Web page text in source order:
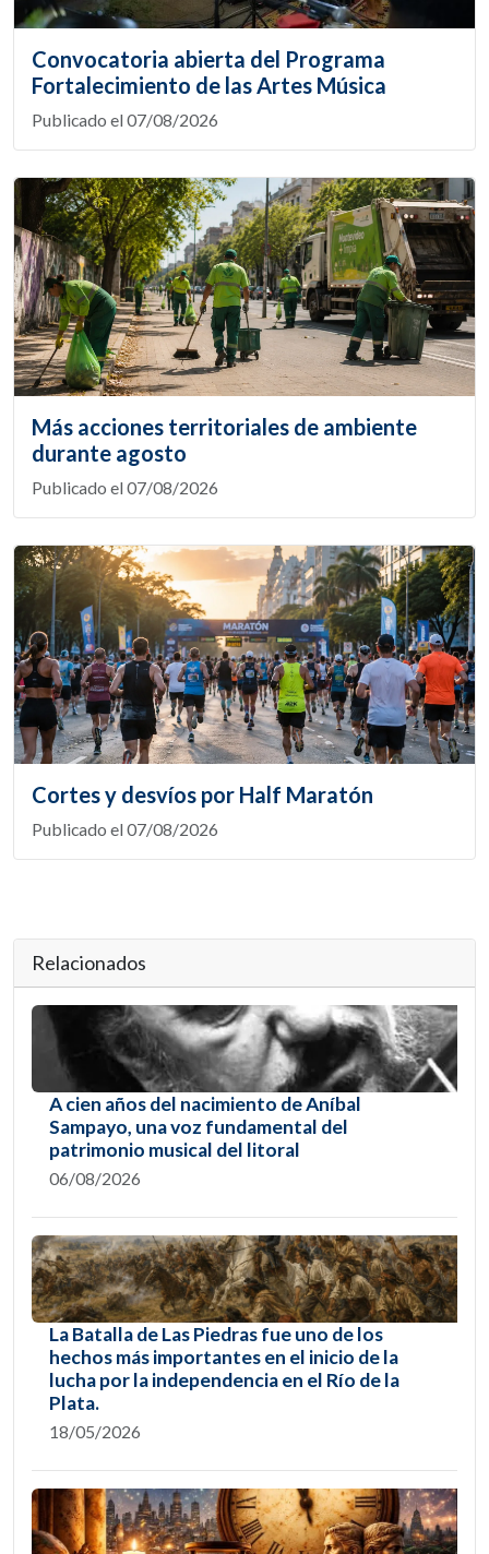
Convocatoria abierta del Programa
Fortalecimiento de las Artes Música
Publicado el 07/08/2026
Más acciones territoriales de ambiente
durante agosto
Publicado el 07/08/2026
Cortes y desvíos por Half Maratón
Publicado el 07/08/2026
Relacionados
A cien años del nacimiento de Aníbal
Sampayo, una voz fundamental del
patrimonio musical del litoral
06/08/2026
La Batalla de Las Piedras fue uno de los
hechos más importantes en el inicio de la
lucha por la independencia en el Río de la
Plata.
18/05/2026